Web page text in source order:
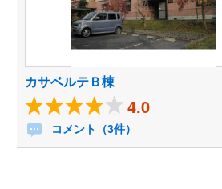
カサベルテＢ棟
4.0
コメント（3件）